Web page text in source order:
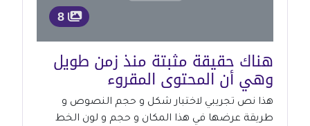
8
هناك حقيقة مثبتة منذ زمن طويل
وهي أن المحتوى المقروء
هذا نص تجريبي لاختبار شكل و حجم النصوص و
طريقة عرضها في هذا المكان و حجم و لون الخط